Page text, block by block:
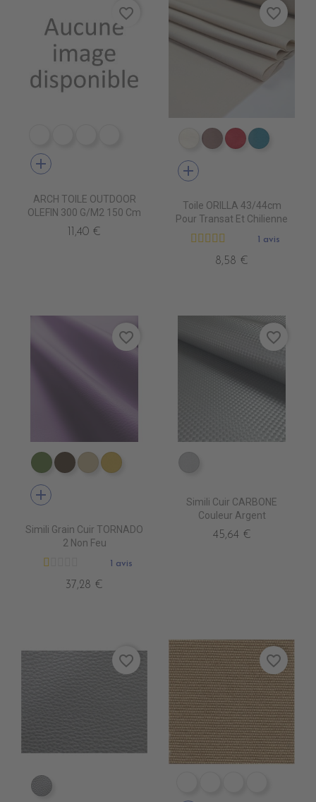
add
ARCH TOILE OUTDOOR
OLEFIN 300 G/m2 150 Cm
11,40 €
favorite_border
DT0001 ECRU
DT0003DT0005DT0022
add
Toile ORILLA 43/44cm
Pour Transat Et Chilienne
1 avis
8,58 €
favorite_border
EN3340 ALGREEN
EN3310 GOVA
EN3390 CLAY
EN3430 CITRON
add
Simili Grain Cuir TORNADO
2 Non Feu
1 avis
37,28 €
favorite_border
Simili Cuir CARBONE
Couleur Argent
45,64 €
favorite_border
EN6000 ARGENT
favorite_border favorite_border